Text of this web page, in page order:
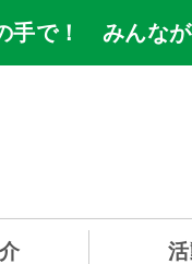
手で！ みんな